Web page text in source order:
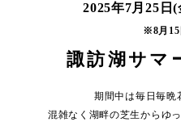
2025年7月25日
※8月15
諏訪湖サマ
期間中は毎日毎晩
混雑なく湖畔の芝生からゆ